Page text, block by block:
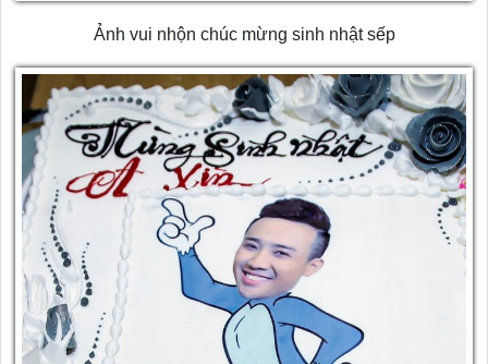
Ảnh vui nhộn chúc mừng sinh nhật sếp